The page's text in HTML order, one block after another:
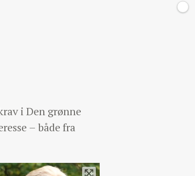
i Den grønne
– både fra